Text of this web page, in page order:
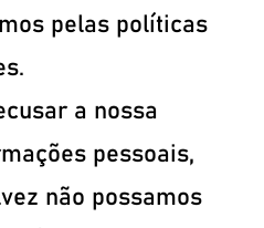
pelas políticas
a nossa
pessoais,
não possamos